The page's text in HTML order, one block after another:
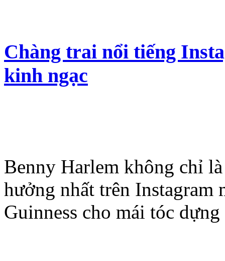
Chàng trai nổi tiếng
kinh ngạc
Benny Harlem không chỉ
hưởng nhất trên
Guinness cho mái tóc